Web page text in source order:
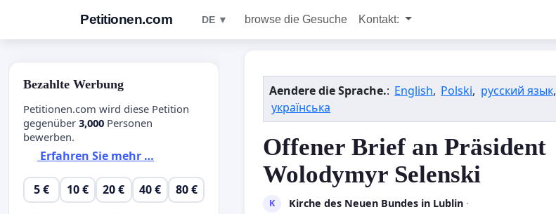
Petitionen.com DE ▼ browse die Gesuche Kontakt:
Aendere die Sprache.: English, Polski, русский язык,
українська
Offener Brief an Präsident
Wolodymyr Selenski
K Kirche des Neuen Bundes in Lublin·
Bezahlte Werbung
Petitionen.com wird diese Petition
gegenüber 3,000 Personen
bewerben.
Erfahren Sie mehr …
5 € 10 € 20 € 40 € 80 €